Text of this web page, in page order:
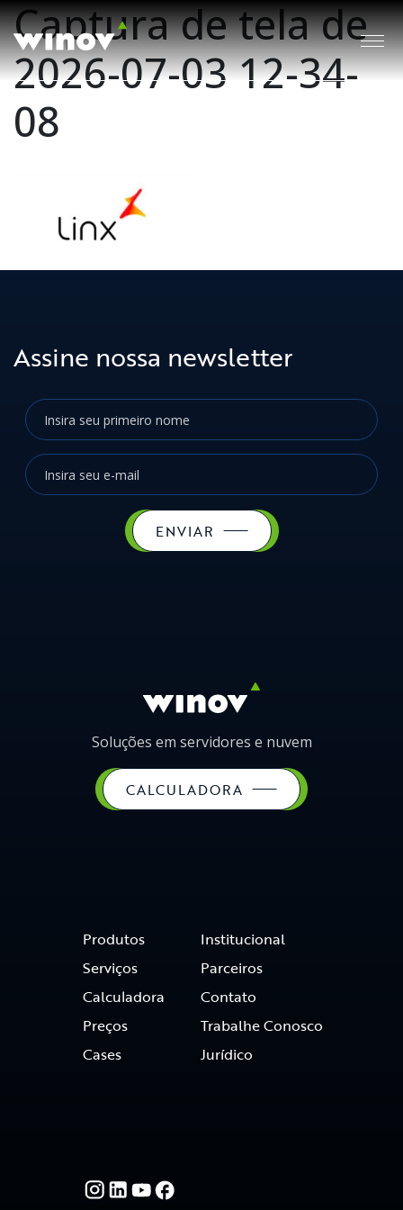
Captura de tela de
2026-07-03 12-34-
08
Assine nossa newsletter
ENVIAR
Soluções em servidores e nuvem
CALCULADORA
Produtos
Serviços
Calculadora
Preços
Cases
Institucional
Parceiros
Contato
Trabalhe Conosco
Jurídico